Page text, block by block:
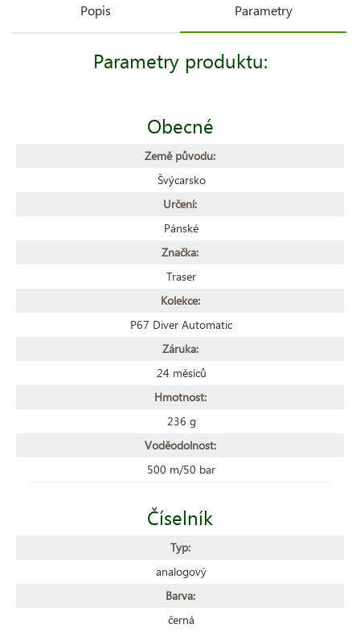
Popis Parametry
Parametry produktu:
Obecné
Země původu:
Švýcarsko
Určení:
Pánské
Značka:
Traser
Kolekce:
P67 Diver Automatic
Záruka:
24 měsíců
Hmotnost:
236 g
Voděodolnost:
500 m/50 bar
Číselník
Typ:
analogový
Barva:
černá